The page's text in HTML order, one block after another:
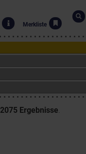
Merkliste
2075 Ergebnisse.